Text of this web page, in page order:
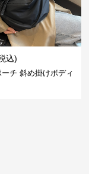
込)
チ 斜め掛けボディ